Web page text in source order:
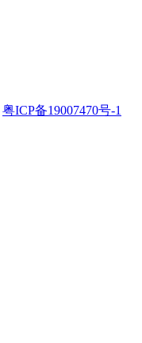
粤ICP备19007470号-1